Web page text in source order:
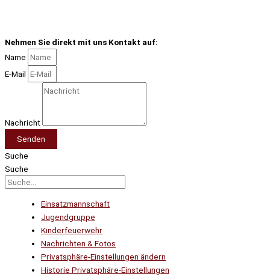
Nehmen Sie direkt mit uns Kontakt auf:
Name
E-Mail
Nachricht
Senden
Suche
Suche
Einsatzmannschaft
Jugendgruppe
Kinderfeuerwehr
Nachrichten & Fotos
Privatsphäre-Einstellungen ändern
Historie Privatsphäre-Einstellungen